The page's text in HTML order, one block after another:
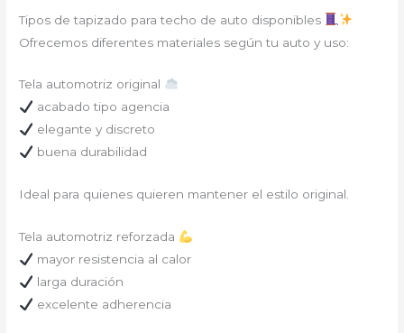
Tipos de tapizado para techo de auto disponibles
Ofrecemos diferentes materiales según tu auto y uso:
Tela automotriz original
acabado tipo agencia
elegante y discreto
buena durabilidad
Ideal para quienes quieren mantener el estilo original.
Tela automotriz reforzada
mayor resistencia al calor
larga duración
excelente adherencia